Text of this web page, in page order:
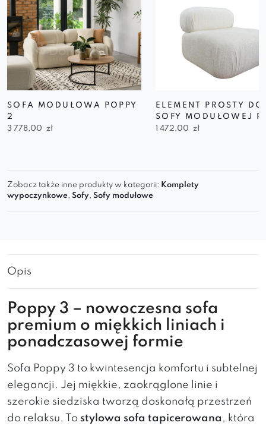
SOFA MODUŁOWA POPPY
2
3 778,00
zł
ELEMENT PROSTY DO
SOFY MODUŁOWEJ
1 472,00
zł
Zobacz także inne produkty w kategorii: Komplety
wypoczynkowe, Sofy, Sofy modułowe
Opis
Poppy 3 – nowoczesna sofa
premium o miękkich liniach i
ponadczasowej formie
Sofa Poppy 3 to kwintesencja komfortu i subtelnej
elegancji. Jej miękkie, zaokrąglone linie i
szerokie siedziska tworzą doskonałą przestrzeń
do relaksu. To stylowa sofa tapicerowana , która